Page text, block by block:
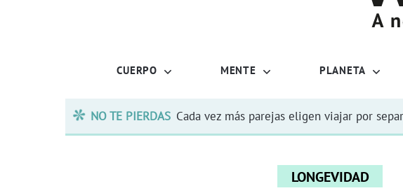
CUERPO MENTE PLANETA
NO TE PIERDAS Cada vez más parejas eligen viajar por
LONGEVIDAD